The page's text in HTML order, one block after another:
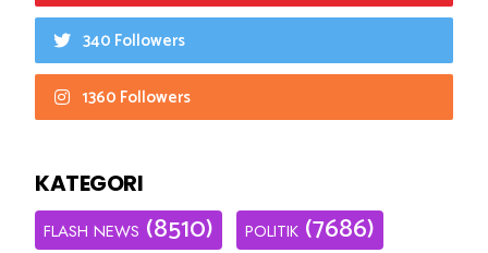
340 Followers
1360 Followers
KATEGORI
FLASH NEWS (8510) POLITIK (7686)